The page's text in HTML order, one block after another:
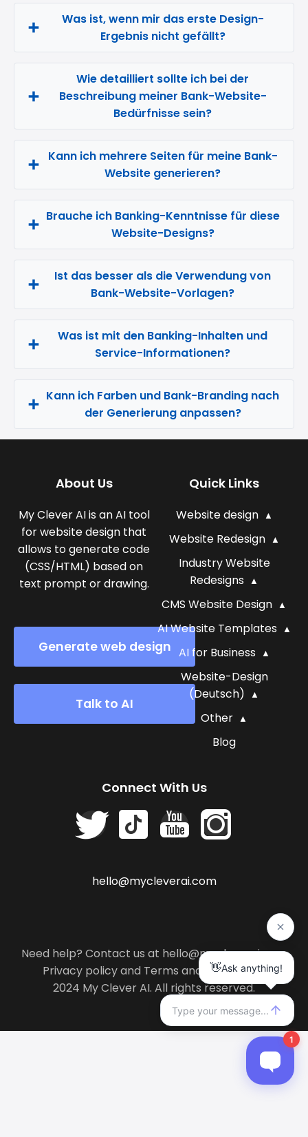
Was ist, wenn mir das erste Design-
Ergebnis nicht gefällt?
Wie detailliert sollte ich bei der
Beschreibung meiner Bank-Website-
Bedürfnisse sein?
Kann ich mehrere Seiten für meine Bank-
Website generieren?
Brauche ich Banking-Kenntnisse für diese
Website-Designs?
Ist das besser als die Verwendung von
Bank-Website-Vorlagen?
Was ist mit den Banking-Inhalten und
Service-Informationen?
Kann ich Farben und Bank-Branding nach
der Generierung anpassen?
About Us
My Clever AI is an AI tool
for website design that
allows to generate code
(CSS/HTML) based on
text prompt or drawing.
Generate web design
Talk to AI
Quick Links
Website design
Website Redesign
Industry Website
Redesigns
CMS Website Design
AI Website Templates
AI for Business
Website-Design
(Deutsch)
Other
Blog
Connect With Us
hello@mycleverai.com
Need help? Contact us at hello@mycleverai.com
Privacy policyand Terms and conditions.
2024 My Clever AI. All rights reserved.